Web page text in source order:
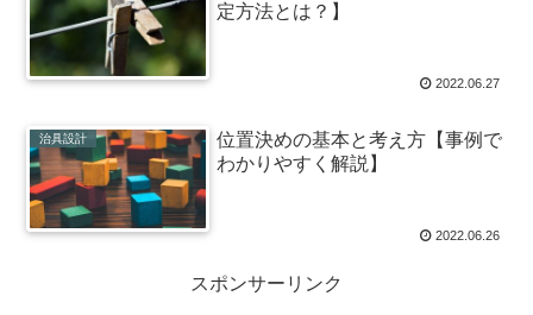
定方法とは？】
2022.06.27
治具設計
位置決めの基本と考え方【事例で
わかりやすく解説】
2022.06.26
スポンサーリンク